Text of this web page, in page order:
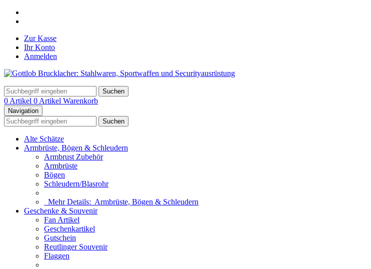
Zur Kasse
Ihr Konto
Anmelden
Suchen
0 Artikel 0 Artikel Warenkorb
Navigation
Suchen
Alte Schätze
Armbrüste, Bögen & Schleudern
Armbrust Zubehör
Armbrüste
Bögen
Schleudern/Blasrohr
Mehr Details: Armbrüste, Bögen & Schleudern
Geschenke & Souvenir
Fan Artikel
Geschenkartikel
Gutschein
Reutlinger Souvenir
Flaggen